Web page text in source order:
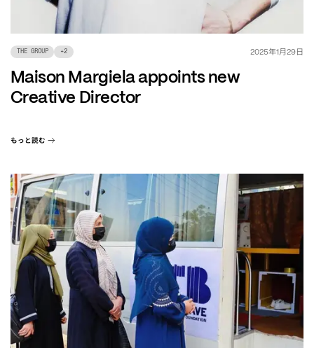
THE GROUP +2 2025年1月29日
Maison Margiela appoints new
Creative Director
もっと読む